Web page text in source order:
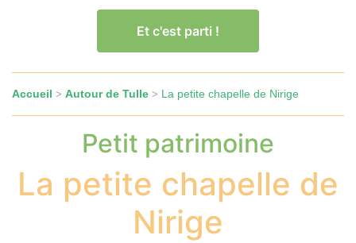
Et c'est parti !
Accueil > Autour de Tulle > La petite chapelle de Nirige
Petit patrimoine
La petite chapelle de
Nirige